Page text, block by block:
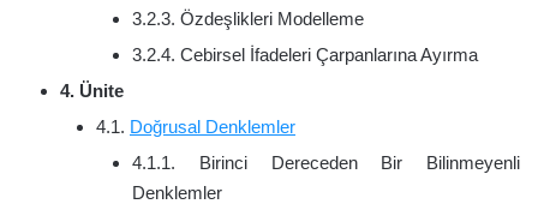
3.2.3. Özdeşlikleri Modelleme
3.2.4. Cebirsel İfadeleri Çarpanlarına Ayırma
4. Ünite
4.1. Doğrusal Denklemler
4.1.1. Birinci Dereceden Bir Bilinmeyenli
Denklemler